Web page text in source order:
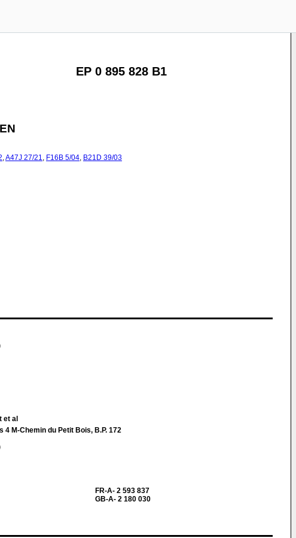
EP 0 895 828 B1
,A47J 27/21, F16B 5/04, B21D 39/03
et al
4 M-Chemin du Petit Bois, B.P. 172
FR-A- 2 593 837
GB-A- 2 180 030